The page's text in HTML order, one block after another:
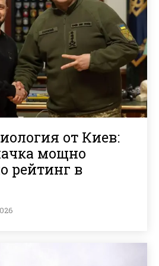
от Киев:
мощно
рейтинг в